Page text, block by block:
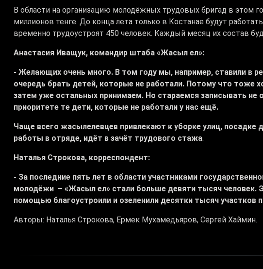
В области на организацию молодёжных трудовых бригад в этом
миллионов тенге. До конца лета только в Костанае будут
временно трудоустроят 450 человек. Каждый месяц их состав
Анастасия Иващук, командир штаба «Жасыл ел»:
- Желающих очень много. В том году мы, например, ставили в
очередь брать детей, которые не работали. Потому что тоже
затем уже остальных принимаем. Но стараемся записывать не
приоритете те дети, которые не работали у нас ещё.
Чаще всего жасылелевцев привлекают к уборке улиц, посадке
работы в отряде, идёт в зачёт трудового стажа.
Наталья Строкова, корреспондент:
- За последние пять лет в области участниками
молодёжи – «Жасыл ел» стали больше девяти тысяч человек.
помощью благоустроили и озеленили десятки тысяч участков
Авторы: Наталья Строкова, Ермек Мухамедьяров, Сергей Хаймин.